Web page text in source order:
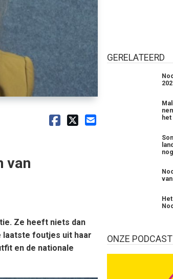
van
Ze heeft niets dan
laatste foutjes uit haar
en de nationale
GERELATEERD
ONZE PODCAST